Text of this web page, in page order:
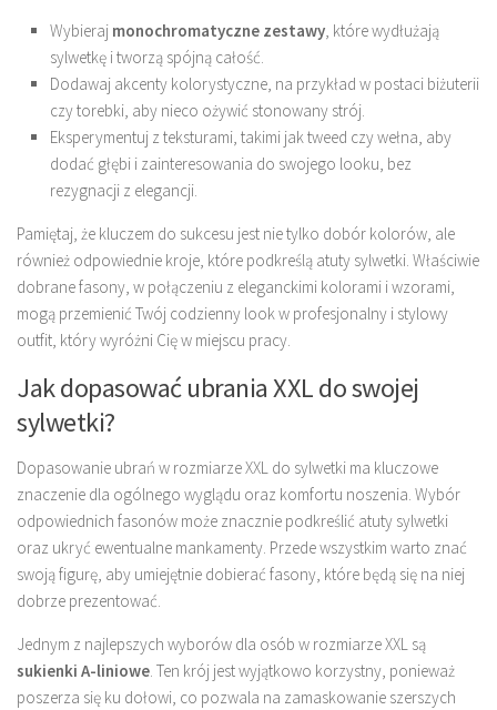
Wybieraj monochromatyczne zestawy , które wydłużają
sylwetkę i tworzą spójną całość.
Dodawaj akcenty kolorystyczne, na przykład w postaci biżuterii
czy torebki, aby nieco ożywić stonowany strój.
Eksperymentuj z teksturami, takimi jak tweed czy wełna, aby
dodać głębi i zainteresowania do swojego looku, bez
rezygnacji z elegancji.
Pamiętaj, że kluczem do sukcesu jest nie tylko dobór kolorów, ale
również odpowiednie kroje, które podkreślą atuty sylwetki. Właściwie
dobrane fasony, w połączeniu z eleganckimi kolorami i wzorami,
mogą przemienić Twój codzienny look w profesjonalny i stylowy
outfit, który wyróżni Cię w miejscu pracy.
Jak dopasować ubrania XXL do swojej
sylwetki?
Dopasowanie ubrań w rozmiarze XXL do sylwetki ma kluczowe
znaczenie dla ogólnego wyglądu oraz komfortu noszenia. Wybór
odpowiednich fasonów może znacznie podkreślić atuty sylwetki
oraz ukryć ewentualne mankamenty. Przede wszystkim warto znać
swoją figurę, aby umiejętnie dobierać fasony, które będą się na niej
dobrze prezentować.
Jednym z najlepszych wyborów dla osób w rozmiarze XXL są
sukienki A-liniowe . Ten krój jest wyjątkowo korzystny, ponieważ
poszerza się ku dołowi, co pozwala na zamaskowanie szerszych